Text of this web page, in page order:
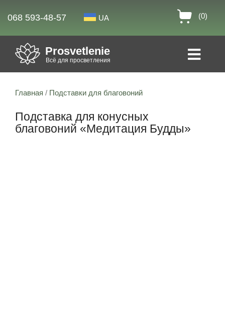
068 593-48-57 UA (0)
Prosvetlenie
Всё для просветления
Главная / Подставки для благовоний
Подставка для конусных
благовоний «Медитация Будды»